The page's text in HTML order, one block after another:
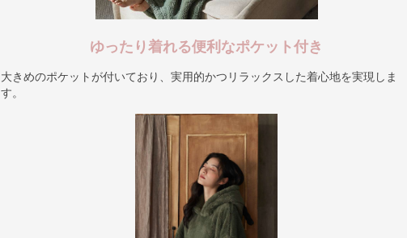
ゆったり着れる便利なポケット付き
大きめのポケットが付いており、実用的かつリラックスした着心地を実現しま
す。